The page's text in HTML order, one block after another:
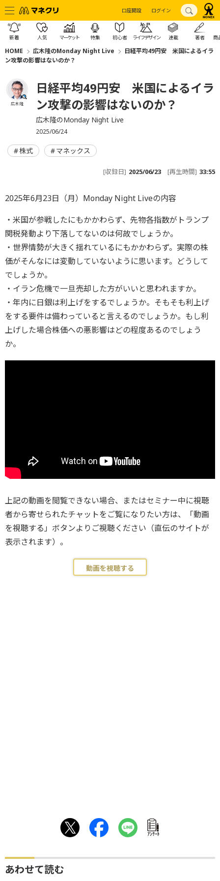
口座開設 ログイン
新着 人気 マーケット 特集 初心者 ライフデザイン 連載 著者 商
HOME 広木隆のMonday Night Live
日経平均49円安 米国によるイラ
ン攻撃の影響はないのか？
広木 隆
日経平均49円安 米国によるイラ
ン攻撃の影響はないのか？
広木隆のMonday Night Live
2025/06/24
株式 マネックス
[収録日] 2025/06/23 [再生時間] 33:55
2025年6月23日（月）Monday Night Liveの内容
・米国が参戦したにもかかわらず、先物各指数がトランプ
関税発動より下落してないのは何故でしょうか。
・世界情勢が大きく揺れているにもかかわらず。実際の株
価がそんなには変動していないように思います。どうして
でしょうか。
・イラン危機で一旦売却した方がいいと思われますか。
・年内に日銀は利上げをするでしょうか。そもそも利上げ
をする要件は備わっていると言えるのでしょうか。もし利
上げした場合株価への悪影響はどの程度あるのでしょう
か。
上記の動画を閲覧できない場合、またはセミナー中に視聴
者から寄せられたチャットをご覧になりたい方は、「動画
を視聴する」ボタンよりご視聴ください（直伝のサイトが
表示されます）。
動画を視聴する
ｱﾝｹｰﾄ
あわせて読む